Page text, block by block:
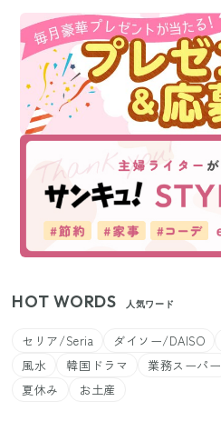
HOT WORDS 人気ワード
セリア/Seria ダイソー/DAISO
風水
韓国ドラマ 業務スーパー
夏休み
お土産